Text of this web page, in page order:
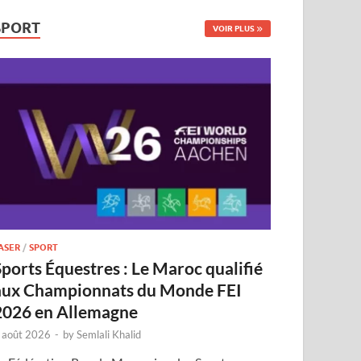
VOIR PLUS
/SPORT
Équestres : Le Maroc qualifié
Championnats du Monde FEI
en Allemagne
2026 - bySemlali Khalid